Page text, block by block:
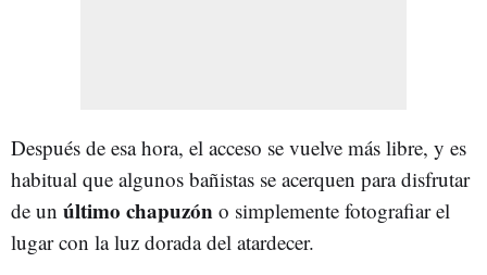
Después de esa hora, el acceso se vuelve más libre, y es
habitual que algunos bañistas se acerquen para disfrutar
de un último chapuzón o simplemente fotografiar el
lugar con la luz dorada del atardecer.